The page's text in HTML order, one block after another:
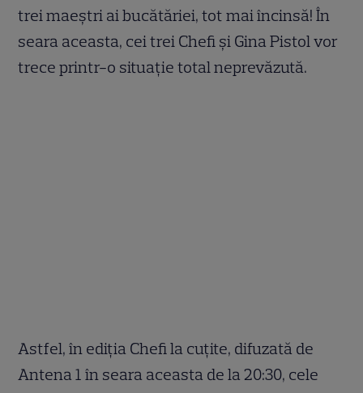
trei maeștri ai bucătăriei, tot mai încinsă! În
seara aceasta, cei trei Chefi și Gina Pistol vor
trece printr-o situație total neprevăzută.
Astfel, în ediția Chefi la cuțite, difuzată de
Antena 1 în seara aceasta de la 20:30, cele